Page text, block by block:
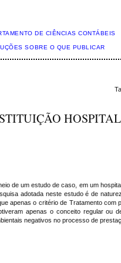
DE CIÊNCIAS CONTÁBEIS
SOBRE O QUE PUBLICAR
de um estudo de caso, em um
adotada neste estudo é de
apenas o critério de Tratamento com
apenas o conceito regular ou
negativos no processo de